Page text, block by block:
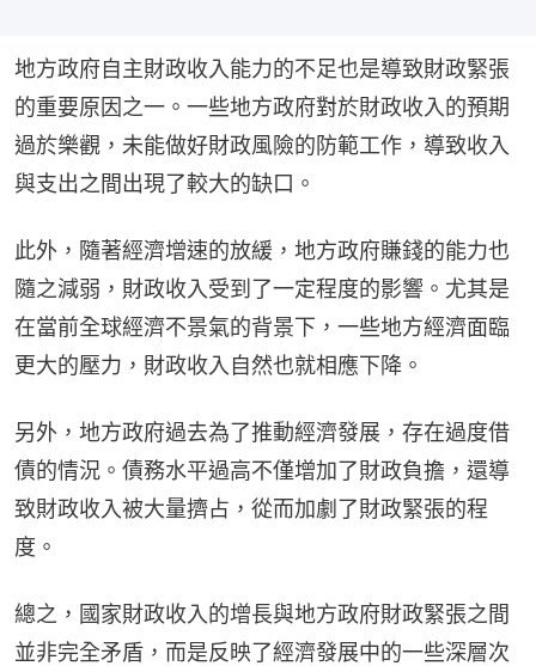
地方政府自主財政收入能力的不足也是導致財政緊張
的重要原因之一。一些地方政府對於財政收入的預期
過於樂觀，未能做好財政風險的防範工作，導致收入
與支出之間出現了較大的缺口。
此外，隨著經濟增速的放緩，地方政府賺錢的能力也
隨之減弱，財政收入受到了一定程度的影響。尤其是
在當前全球經濟不景氣的背景下，一些地方經濟面臨
更大的壓力，財政收入自然也就相應下降。
另外，地方政府過去為了推動經濟發展，存在過度借
債的情況。債務水平過高不僅增加了財政負擔，還導
致財政收入被大量擠占，從而加劇了財政緊張的程
度。
總之，國家財政收入的增長與地方政府財政緊張之間
並非完全矛盾，而是反映了經濟發展中的一些深層次